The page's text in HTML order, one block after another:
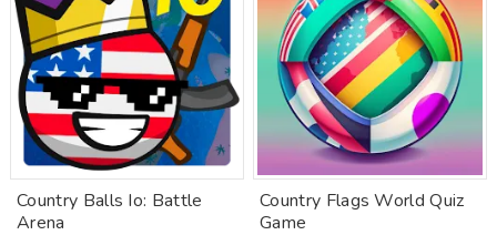
Country Balls Io: Battle
Arena
Country Flags World Quiz
Game